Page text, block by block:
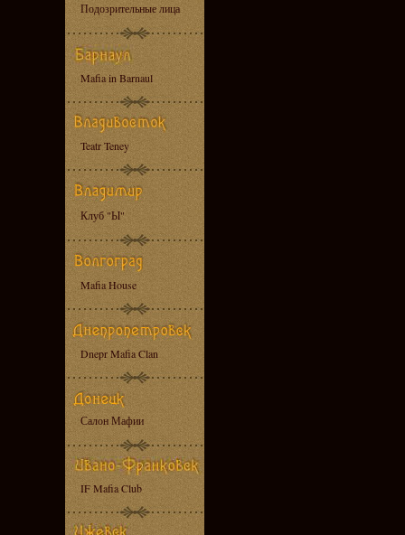
Подозрительные лица
Mafia in Barnaul
Teatr Teney
Клуб "Ы"
Mafia House
Dnepr Mafia Clan
Салон Мафии
IF Mafia Club